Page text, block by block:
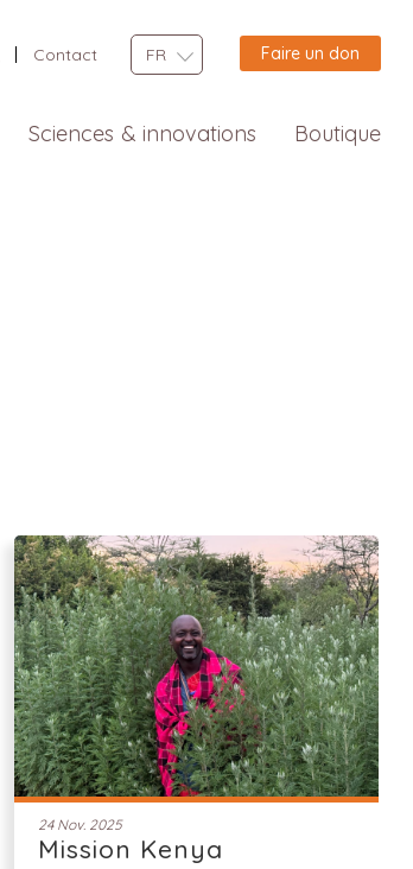
Contact FR Faire un don
Sciences & innovations Boutique
24 Nov. 2025
Mission Kenya